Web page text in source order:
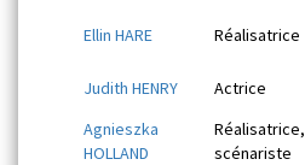
Ellin HARE Réalisatrice
Judith HENRY Actrice
Agnieszka
HOLLAND
Réalisatrice,
scénariste